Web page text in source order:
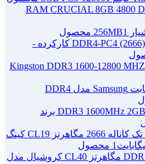
1 محصول
رم لپ تاپ 4 گیگ DDR4-PC4 (2666) کارکرده -
رم لپ تاپ 4 گیگ Kingston DDR3 1600-12800 MHZ
رم لپ تاپ 4 گیگابایت Samsung مدل DDR4
رم لپ تاپ DDR3 1600MHz 2GB PC3L برند
رم لپ تاپ DDR4 تک کاناله 2666 مگاهرتز CL19 کینگ
1 محصول
رم لپ تاپ DDR5 4800 مگاهرتز CL40 کروشیال مدل